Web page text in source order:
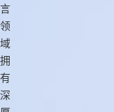
言
领
域
拥
有
深